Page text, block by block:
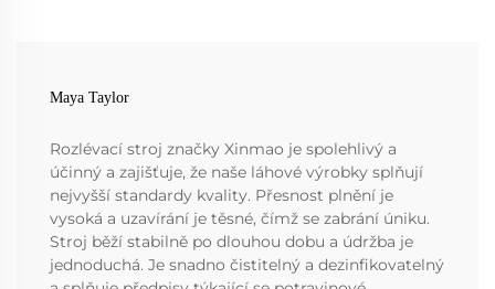
Maya Taylor
Rozlévací stroj značky Xinmao je spolehlivý a
účinný a zajišťuje, že naše láhové výrobky splňují
nejvyšší standardy kvality. Přesnost plnění je
vysoká a uzavírání je těsné, čímž se zabrání úniku.
Stroj běží stabilně po dlouhou dobu a údržba je
jednoduchá. Je snadno čistitelný a dezinfikovatelný